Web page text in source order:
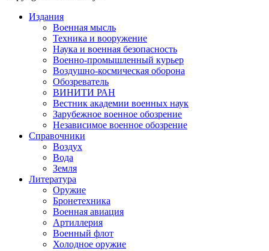
Издания
Военная мысль
Техника и вооружение
Наука и военная безопасность
Военно-промышленный курьер
Воздушно-космическая оборона
Обозреватель
ВИНИТИ РАН
Вестник академии военных наук
Зарубежное военное обозрение
Независимое военное обозрение
Справочники
Воздух
Вода
Земля
Литература
Оружие
Бронетехника
Военная авиация
Артиллерия
Военный флот
Холодное оружие